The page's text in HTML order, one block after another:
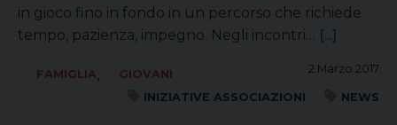
in gioco fino in fondo in un percorso che richiede
tempo, pazienza, impegno. Negli incontri… [...]
2 Marzo 2017
FAMIGLIA,
GIOVANI
INIZIATIVE ASSOCIAZIONI
NEWS